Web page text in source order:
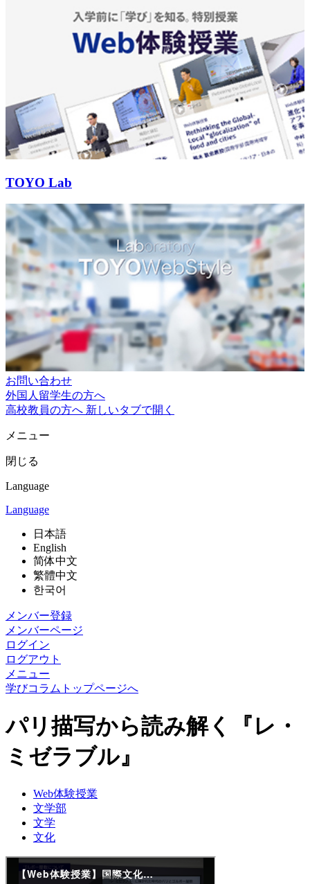
TOYO Lab
お問い合わせ
外国人留学生の方へ
高校教員の方へ 新しいタブで開く
メニュー
閉じる
Language
Language
日本語
English
简体中文
繁體中文
한국어
メンバー登録
メンバーページ
ログイン
ログアウト
メニュー
学びコラムトップページへ
パリ描写から読み解く『レ・
ミゼラブル』
Web体験授業
文学部
文学
文化